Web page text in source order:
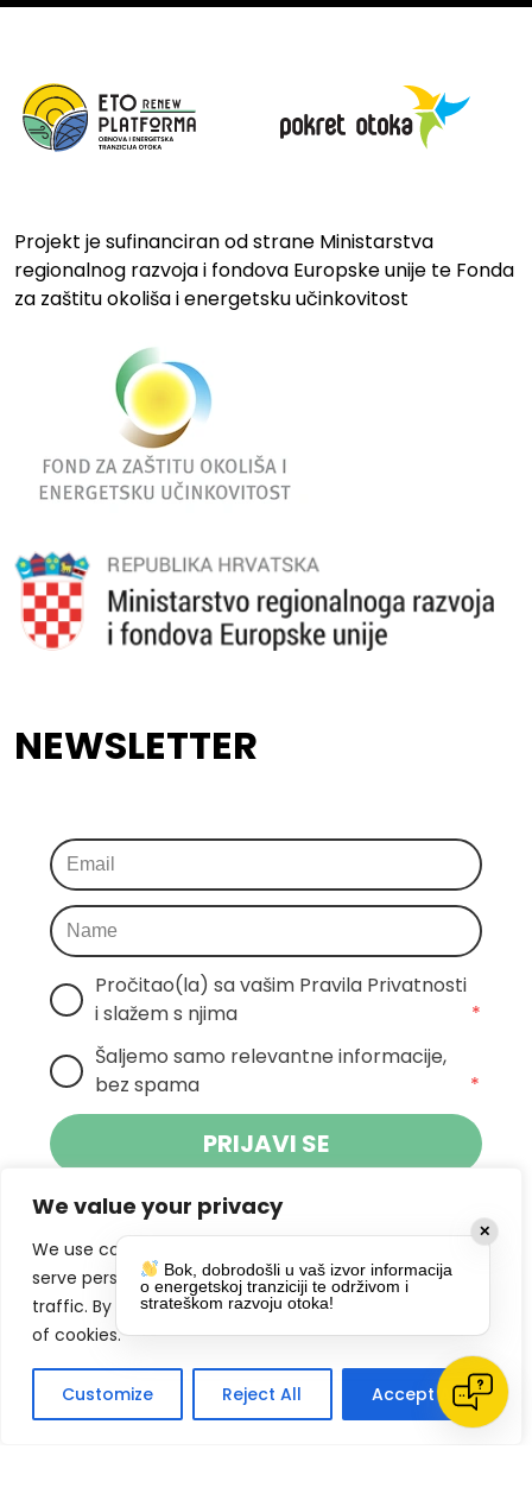
We value your privacy
We use cookies to enhance your browsing experience,
serve personalized ads or content, and analyze our
traffic. By clicking "Accept All", you consent to our use
of cookies.
Customize Reject All Accept All
Projekt je sufinanciran od strane Ministarstva
regionalnog razvoja i fondova Europske unije te Fonda
za zaštitu okoliša i energetsku učinkovitost
NEWSLETTER
Pročitao(la) sa vašim Pravila Privatnosti
i slažem s njima
*
Šaljemo samo relevantne informacije,
bez spama
*
PRIJAVI SE
Klikom na gumb dajete suglasnost za
primanje novosti Pokreta Otoka te se
slažete spolitikom privatnosti.
DRUŠTVENE MREŽE
✕
Bok, dobrodošli u vaš izvor informacija
o energetskoj tranziciji te održivom i
strateškom razvoju otoka!